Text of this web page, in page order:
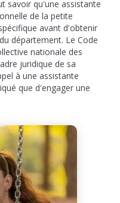
savoir qu'une assistante
de la petite
avant d'obtenir
département. Le Code
nationale des
juridique de sa
à une assistante
que d'engager une